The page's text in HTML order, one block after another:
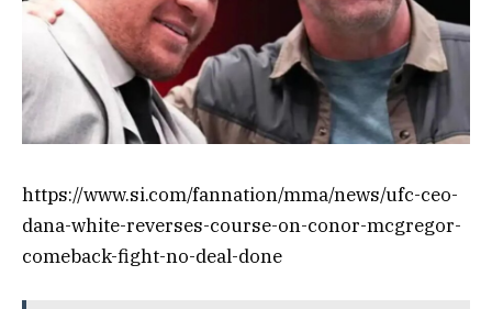
https://www.si.com/fannation/mma/news/ufc-ceo-
dana-white-reverses-course-on-conor-mcgregor-
comeback-fight-no-deal-done